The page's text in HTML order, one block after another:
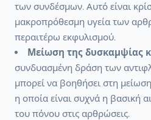
των συνδέσμων. Αυτό είναι
μακροπρόθεσμη υγεία των
περαιτέρω εκφυλισμού.
Μείωση της δυσκαμψίας
συνδυασμένη δράση των
μπορεί να βοηθήσει στη
η οποία είναι συχνά η βασική
του πόνου στις αρθρώσεις.